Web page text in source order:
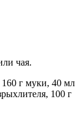
чая.
160 г муки, 40 мл
100 г